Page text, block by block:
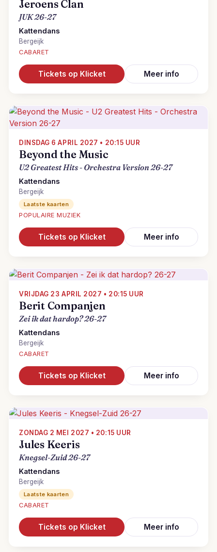
Jeroens Clan
JUK 26-27
Kattendans
Bergeijk
CABARET
Tickets op Klicket Meer info
DINSDAG 6 APRIL 2027 • 20:15 UUR
Beyond the Music
U2 Greatest Hits - Orchestra Version 26-27
Kattendans
Bergeijk
Laatste kaarten
POPULAIRE MUZIEK
Tickets op Klicket Meer info
VRIJDAG 23 APRIL 2027 • 20:15 UUR
Berit Companjen
Zei ik dat hardop? 26-27
Kattendans
Bergeijk
CABARET
Tickets op Klicket Meer info
ZONDAG 2 MEI 2027 • 20:15 UUR
Jules Keeris
Knegsel-Zuid 26-27
Kattendans
Bergeijk
Laatste kaarten
CABARET
Tickets op Klicket Meer info